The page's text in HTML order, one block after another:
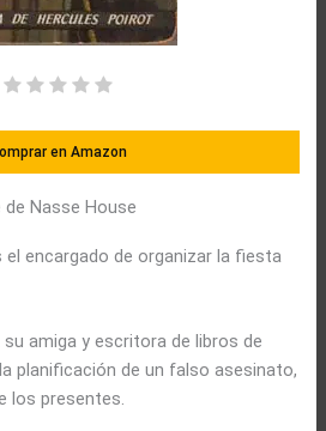
en Amazon
Nasse House
encargado de organizar la fiesta
amiga y escritora de libros de
planificación de un falso asesinato,
los presentes.